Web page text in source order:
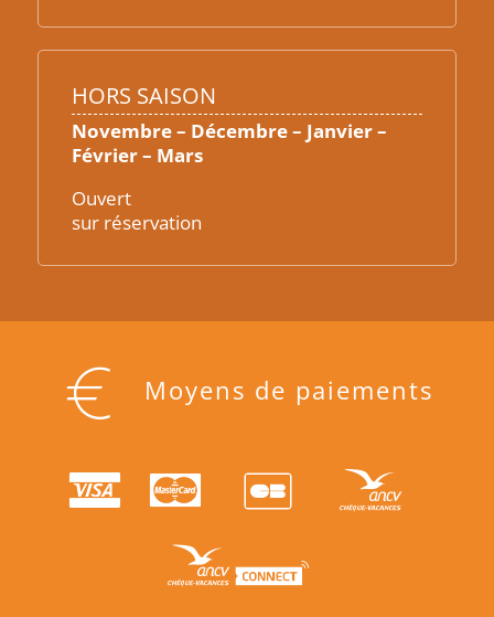
HORS SAISON
Novembre – Décembre – Janvier –
Février – Mars
Ouvert
sur réservation
Moyens de paiements